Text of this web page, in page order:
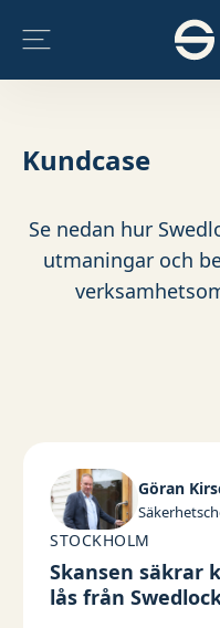
Kundcase
Se nedan hur
utmaningar och
Göran
STOCKHOLM
Skansen säkrar
lås från